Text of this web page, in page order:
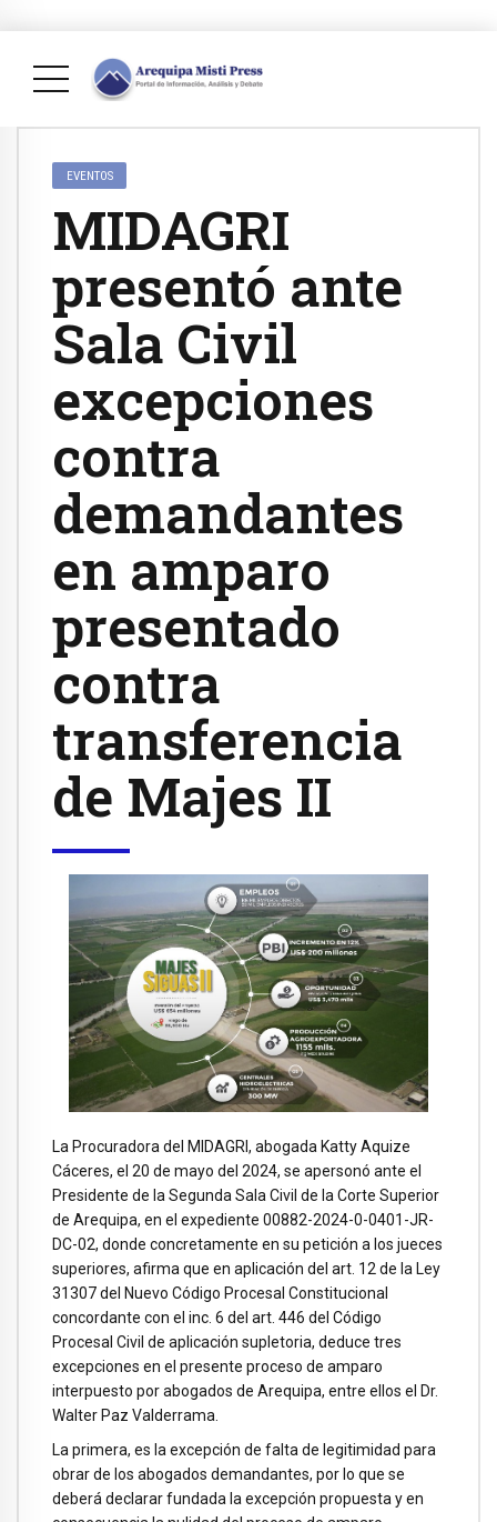
EVENTOS
MIDAGRI
presentó ante
Sala Civil
excepciones
contra
demandantes
en amparo
presentado
contra
transferencia
de Majes II
La Procuradora del MIDAGRI, abogada Katty Aquize
Cáceres, el 20 de mayo del 2024, se apersonó ante el
Presidente de la Segunda Sala Civil de la Corte Superior
de Arequipa, en el expediente 00882-2024-0-0401-JR-
DC-02, donde concretamente en su petición a los jueces
superiores, afirma que en aplicación del art. 12 de la Ley
31307 del Nuevo Código Procesal Constitucional
concordante con el inc. 6 del art. 446 del Código
Procesal Civil de aplicación supletoria, deduce tres
excepciones en el presente proceso de amparo
interpuesto por abogados de Arequipa, entre ellos el Dr.
Walter Paz Valderrama.
La primera, es la excepción de falta de legitimidad para
obrar de los abogados demandantes, por lo que se
deberá declarar fundada la excepción propuesta y en